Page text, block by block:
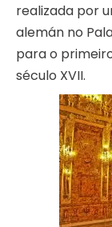
realizada por
alemán no
para o
século XVII.